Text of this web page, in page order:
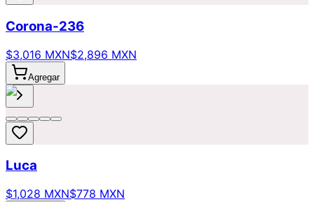
Corona-236
$3,016 MXN$2,896 MXN
Agregar
Luca
$1,028 MXN$778 MXN